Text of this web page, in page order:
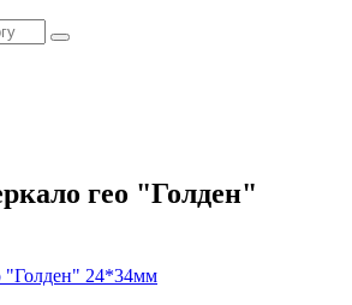
гео "Голден"